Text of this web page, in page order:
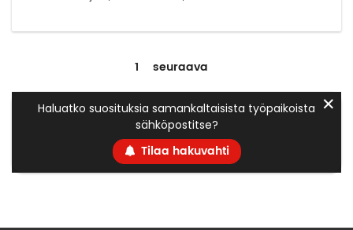
1 seuraava
Haluatko suosituksia samankaltaisista työpaikoista
sähköpostitse?
Tilaa hakuvahti
✕